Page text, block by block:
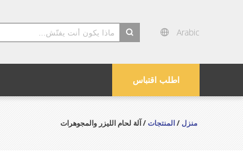
Arabic
اطلب اقتباس
منزل/المنتجات/ آلة لحام الليزر والمجوهرات